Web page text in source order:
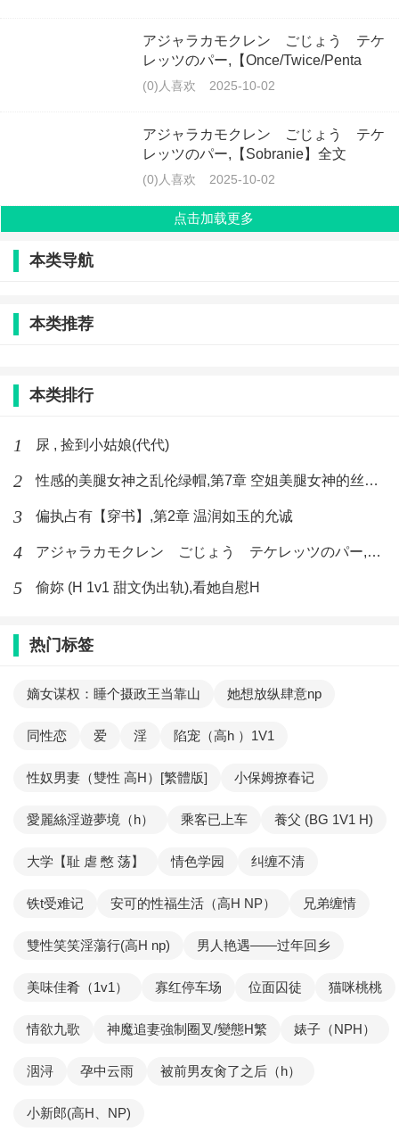
アジャラカモクレン ごじょう テケ
レッツのパー,【Once/Twice/Penta
Kill】全文
(0)人喜欢 2025-10-02
アジャラカモクレン ごじょう テケ
レッツのパー,【Sobranie】全文
(0)人喜欢 2025-10-02
点击加载更多
本类导航
本类推荐
本类排行
1 尿 , 捡到小姑娘(代代)
2 性感的美腿女神之乱伦绿帽,第7章 空姐美腿女神的丝袜足交
3 偏执占有【穿书】,第2章 温润如玉的允诚
4 アジャラカモクレン ごじょう テケレッツのパー,【No. 42 Rube Goldberg Machine】十四
5 偷妳 (H 1v1 甜文伪出轨),看她自慰H
热门标签
嫡女谋权：睡个摄政王当靠山 她想放纵肆意np
同性恋 爱 淫 陷宠（高h ）1V1
性奴男妻（雙性 高H）[繁體版] 小保姆撩春记
愛麗絲淫遊夢境（h） 乘客已上车 養父 (BG 1V1 H)
大学【耻 虐 憋 荡】 情色学园 纠缠不清
铁t受难记 安可的性福生活（高H NP） 兄弟缠情
雙性笑笑淫蕩行(高H np) 男人艳遇——过年回乡
美味佳肴（1v1） 寡红停车场 位面囚徒 猫咪桃桃
情欲九歌 神魔追妻強制圈叉/變態H繁 婊子（NPH）
洇浔 孕中云雨 被前男友肏了之后（h）
小新郎(高H、NP)